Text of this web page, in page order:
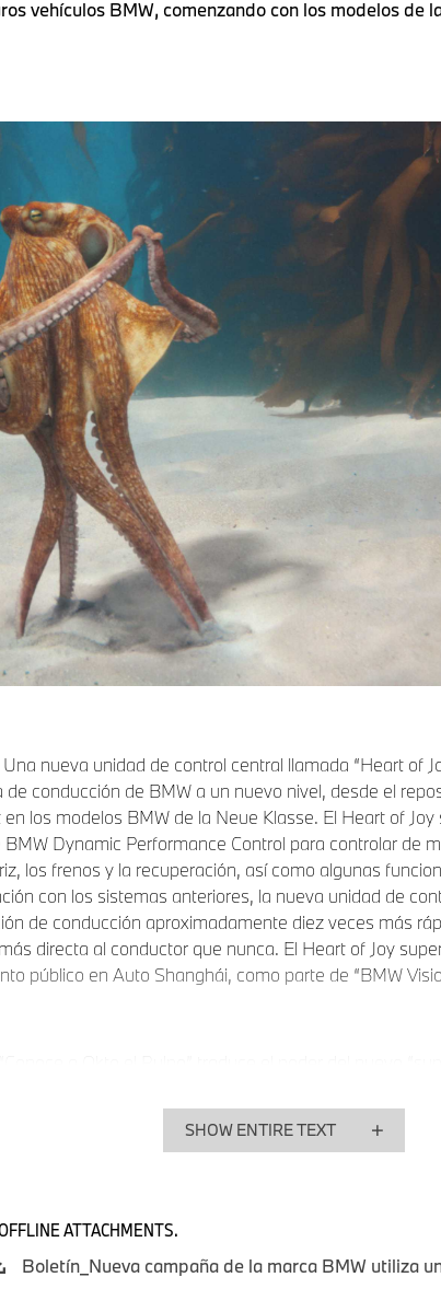
vehículos BMW, comenzando con los modelos de
Una nueva unidad de control central llamada “Heart of
de conducción de BMW a un nuevo nivel, desde el
los modelos BMW de la Neue Klasse. El Heart of
Dynamic Performance Control para controlar de
los frenos y la recuperación, así como algunas
con los sistemas anteriores, la nueva unidad de
de conducción aproximadamente diez veces más
directa al conductor que nunca. El Heart of Joy
público en Auto Shanghái, como parte de “BMW
nervioso descentralizado para permitir el control
de su cuerpo, al igual que un automóvil moderno
manera sincronizada, precisa y controlada para realizar
SHOW ENTIRE TEXT
ATTACHMENTS.